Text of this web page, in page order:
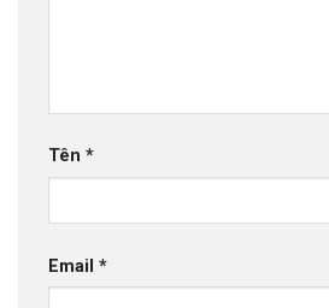
Tên *
Email *